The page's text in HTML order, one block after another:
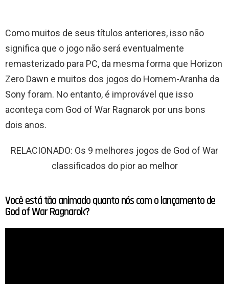
Como muitos de seus títulos anteriores, isso não
significa que o jogo não será eventualmente
remasterizado para PC, da mesma forma que Horizon
Zero Dawn e muitos dos jogos do Homem-Aranha da
Sony foram. No entanto, é improvável que isso
aconteça com God of War Ragnarok por uns bons
dois anos.
RELACIONADO: Os 9 melhores jogos de God of War
classificados do pior ao melhor
Você está tão animado quanto nós com o lançamento de
God of War Ragnarok?